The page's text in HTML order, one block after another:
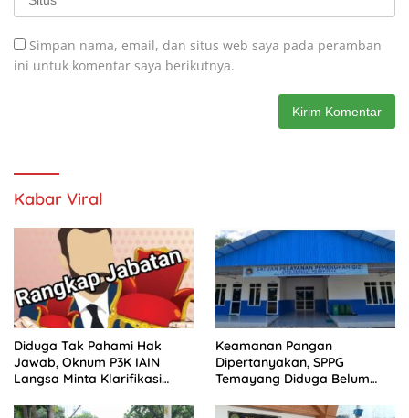
Simpan nama, email, dan situs web saya pada peramban
ini untuk komentar saya berikutnya.
Kabar Viral
Diduga Tak Pahami Hak
Jawab, Oknum P3K IAIN
Langsa Minta Klarifikasi
Keamanan Pangan
Dipertanyakan, SPPG
Temayang Diduga Belum